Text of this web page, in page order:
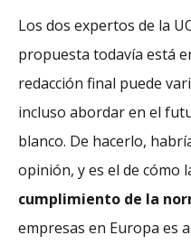
Los dos expertos de la
propuesta todavía está
redacción final puede
incluso abordar en el
blanco. De hacerlo,
opinión, y es el de cómo
cumplimiento de la
empresas en Europa es